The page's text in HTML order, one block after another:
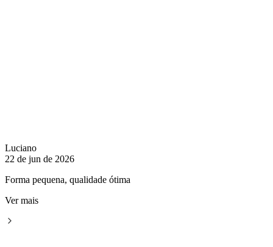
Luciano
22 de jun de 2026
Forma pequena, qualidade ótima
Ver mais